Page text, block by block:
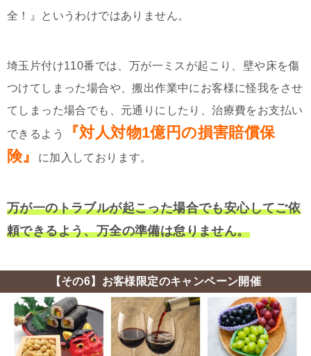
全！』というわけではありません。
埼玉片付け110番では、万が一ミスが起こり、壁や床を傷
つけてしまった場合や、搬出作業中にお客様に怪我をさせ
てしまった場合でも、元通りにしたり、治療費をお支払い
できるよう
『対人対物1億円の損害賠償保
険』
に加入しております。
万が一のトラブルが起こった場合でも安心してご依
頼できるよう、万全の準備は怠りません。
【その6】お客様限定のキャンペーン開催